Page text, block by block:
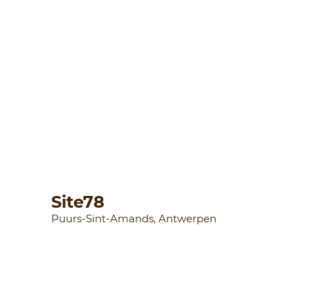
Site78
Puurs-Sint-Amands, Antwerpen